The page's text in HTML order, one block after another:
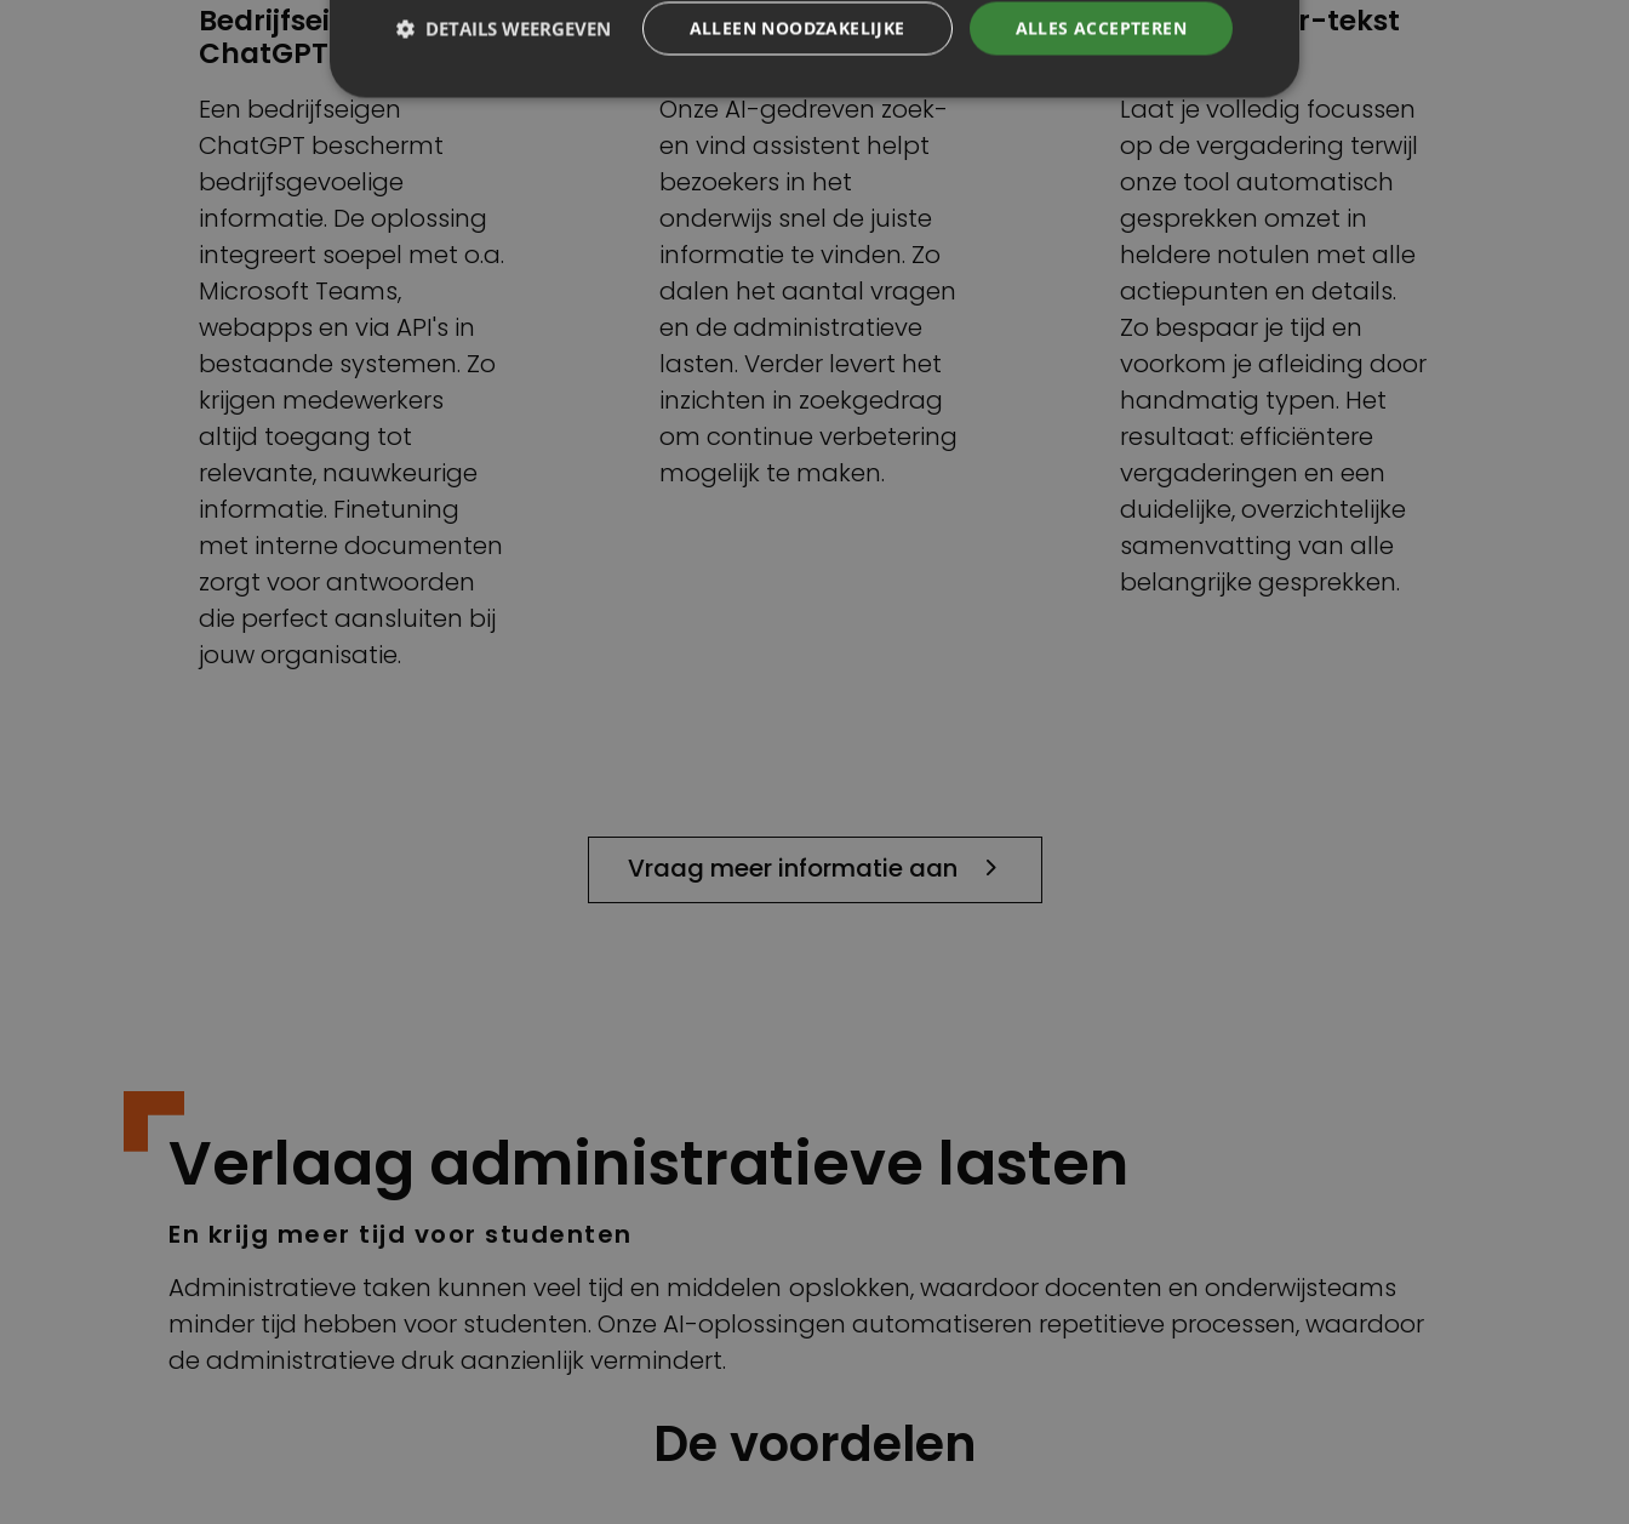
Bedrijfseigen
ChatGPT
Een bedrijfseigen
ChatGPT beschermt
bedrijfsgevoelige
informatie. De oplossing
integreert soepel met o.a.
Microsoft Teams,
webapps en via API's in
bestaande systemen. Zo
krijgen medewerkers
altijd toegang tot
relevante, nauwkeurige
informatie. Finetuning
met interne documenten
zorgt voor antwoorden
die perfect aansluiten bij
jouw organisatie.
Zoek- en vind
assistent
Onze AI-gedreven zoek-
en vind assistent helpt
bezoekers in het
onderwijs snel de juiste
informatie te vinden. Zo
dalen het aantal vragen
en de administratieve
lasten. Verder levert het
inzichten in zoekgedrag
om continue verbetering
mogelijk te maken.
Spraak-naar-tekst
oplossing
Laat je volledig focussen
op de vergadering terwijl
onze tool automatisch
gesprekken omzet in
heldere notulen met alle
actiepunten en details.
Zo bespaar je tijd en
voorkom je afleiding door
handmatig typen. Het
resultaat: efficiëntere
vergaderingen en een
duidelijke, overzichtelijke
samenvatting van alle
belangrijke gesprekken.
Vraag meer informatie aan
Verlaag administratieve lasten
En krijg meer tijd voor studenten
Administratieve taken kunnen veel tijd en middelen opslokken, waardoor docenten en onderwijsteams
minder tijd hebben voor studenten. Onze AI-oplossingen automatiseren repetitieve processen, waardoor
de administratieve druk aanzienlijk vermindert.
De voordelen
ALLES ACCEPTEREN
ALLEEN NOODZAKELIJKE
DETAILS WEERGEVEN